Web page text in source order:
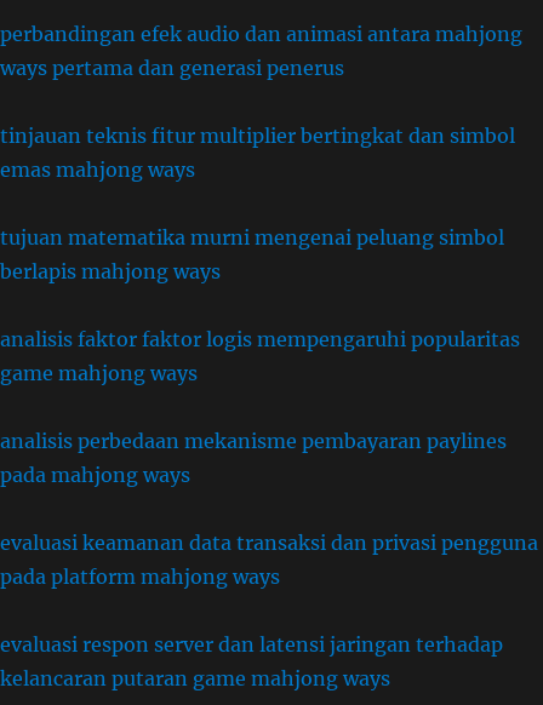
perbandingan efek audio dan animasi antara mahjong
ways pertama dan generasi penerus
tinjauan teknis fitur multiplier bertingkat dan simbol
emas mahjong ways
tujuan matematika murni mengenai peluang simbol
berlapis mahjong ways
analisis faktor faktor logis mempengaruhi popularitas
game mahjong ways
analisis perbedaan mekanisme pembayaran paylines
pada mahjong ways
evaluasi keamanan data transaksi dan privasi pengguna
pada platform mahjong ways
evaluasi respon server dan latensi jaringan terhadap
kelancaran putaran game mahjong ways